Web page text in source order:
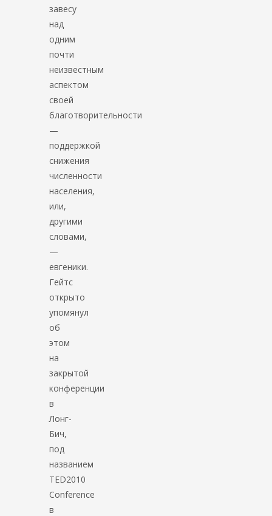
завесу
над
одним
почти
неизвестным
аспектом
своей
благотворительности
—
поддержкой
снижения
численности
населения,
или,
другими
словами,
—
евгеники.
Гейтс
открыто
упомянул
об
этом
на
закрытой
конференции
в
Лонг-
Бич,
под
названием
TED2010
Conference
в